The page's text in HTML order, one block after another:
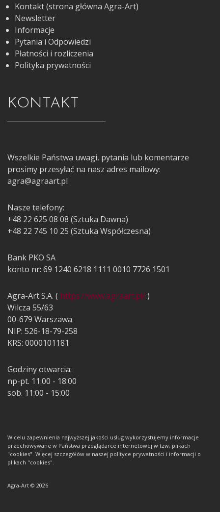
Kontakt (strona główna Agra-Art)
Newsletter
Informacje
Pytania i Odpowiedzi
Płatności i rozliczenia
Polityka prywatności
KONTAKT
Wszelkie Państwa uwagi, pytania lub komentarze
prosimy przesyłać na nasz adres mailowy:
agra@agraart.pl
Nasze telefony:
+48 22 625 08 08 (Sztuka Dawna)
+48 22 745 10 25 (Sztuka Współczesna)
Bank PKO SA
konto nr: 69 1240 6218 1111 0010 7726 1501
Agra-Art S.A. ( https://www.agraart.pl/)
Wilcza 55/63
00-679 Warszawa
NIP: 526-18-79-258
KRS: 0000101181
Godziny otwarcia:
np-pt. 11:00 - 18:00
sob. 11:00 - 15:00
W celu zapewnienia najwyższej jakości usług wykorzystujemy informacje
przechowywane w Państwa przeglądarce internetowej w tzw. plikach
"cookies". Więcej szczegółów w naszej polityce prywatności i informacji o
plikach "cookies".
Agra-Art © 2026